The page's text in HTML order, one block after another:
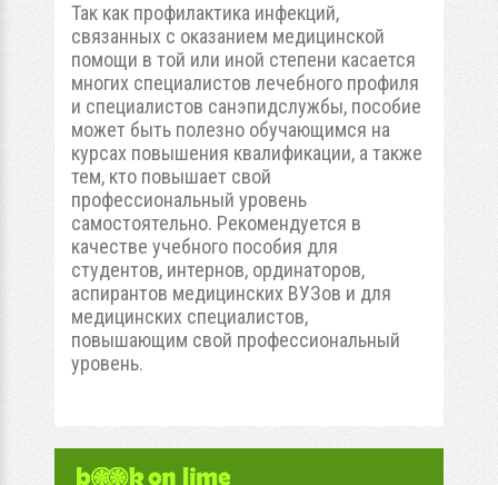
Так как профилактика инфекций,
связанных с оказанием медицинской
помощи в той или иной степени касается
многих специалистов лечебного профиля
и специалистов санэпидслужбы, пособие
может быть полезно обучающимся на
курсах повышения квалификации, а также
тем, кто повышает свой
профессиональный уровень
самостоятельно. Рекомендуется в
качестве учебного пособия для
студентов, интернов, ординаторов,
аспирантов медицинских ВУЗов и для
медицинских специалистов,
повышающим свой профессиональный
уровень.